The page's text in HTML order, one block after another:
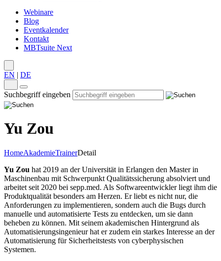
Webinare
Blog
Eventkalender
Kontakt
MBTsuite Next
EN | DE
Suchbegriff eingeben
Yu Zou
HomeAkademieTrainerDetail
Yu Zou hat 2019 an der Universität in Erlangen den Master in
Maschinenbau mit Schwerpunkt Qualitätssicherung absolviert und
arbeitet seit 2020 bei sepp.med. Als Softwareentwickler liegt ihm die
Produktqualität besonders am Herzen. Er liebt es nicht nur, die
Anforderungen zu implementieren, sondern auch die Bugs durch
manuelle und automatisierte Tests zu entdecken, um sie dann
beheben zu können. Mit seinem akademischen Hintergrund als
Automatisierungsingenieur hat er zudem ein starkes Interesse an der
Automatisierung für Sicherheitstests von cyberphysischen
Systemen.